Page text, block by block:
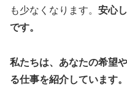
も少なくなります。 安心
です。
私たちは、あなたの希望
る仕事を紹介しています